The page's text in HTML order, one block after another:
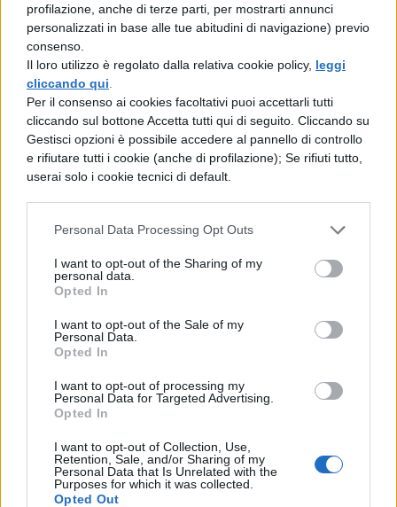
profilazione, anche di terze parti, per mostrarti annunci
personalizzati in base alle tue abitudini di navigazione) previo
consenso.
Il loro utilizzo è regolato dalla relativa cookie policy, leggi
cliccando qui
Per il consenso ai cookies facoltativi puoi accettarli tutti
cliccando sul bottone Accetta tutti qui di seguito. Cliccando su
Gestisci opzioni è possibile accedere al pannello di controllo
e rifiutare tutti i cookie (anche di profilazione); Se rifiuti tutto,
userai solo i cookie tecnici di default.
Personal Data Processing Opt Outs
I want to opt-out of the Sharing of my
personal data.
Opted In
I want to opt-out of the Sale of my
Personal Data.
Opted In
I want to opt-out of processing my
Personal Data for Targeted Advertising.
Opted In
I want to opt-out of Collection, Use,
Retention, Sale, and/or Sharing of my
Personal Data that Is Unrelated with the
Purposes for which it was collected.
Opted Out
collega Publio Sestio, uomo egregio e
coraggiosissimo? o quando l'ottimo Quinto
Fabrizio, presentatore di una legge sul mio
ritorno, fu cacciato dopo un'orribile strage
nel foro? o quando fu assalita la casa di
Lucio Cecilio, pretore di altissima equità e
coraggio? o il giorno in cui fu presentata
una legge che mi riguardava, quando la
gente accorsa da ogni parte d'Italia, perché
attirata dalla notizia della mia salvezza,
punto che, pur se l'avesse compiuto Milone,
merito?